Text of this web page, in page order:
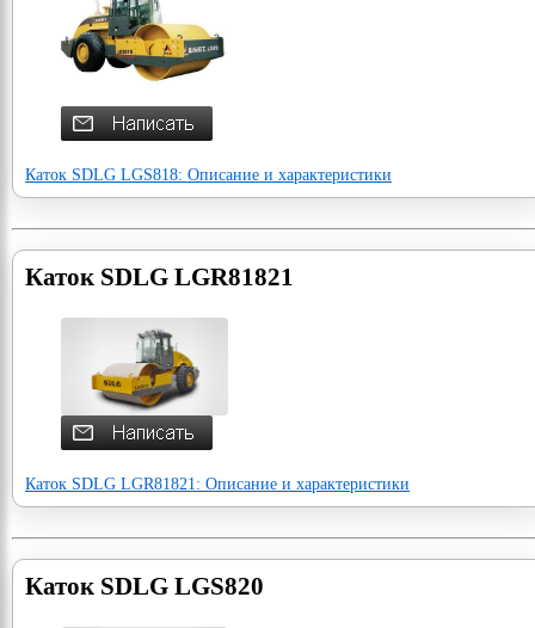
Каток SDLG LGS818: Описание и характеристики
Каток SDLG LGR81821
Каток SDLG LGR81821: Описание и характеристики
Каток SDLG LGS820